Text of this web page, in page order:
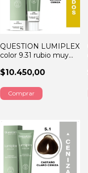
QUESTION LUMIPLEX
color 9.31 rubio muy
60GRS
$10.450,00